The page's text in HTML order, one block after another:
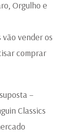
Orgulho e
vender os
comprar
–
Classics